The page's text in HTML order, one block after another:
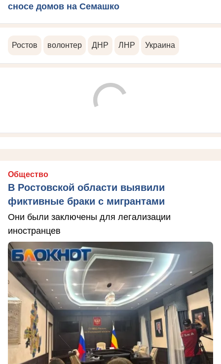
сносе домов на Семашко
Ростов волонтер ДНР ЛНР Украина
Общество
В Ростовской области выявили
фиктивные браки с мигрантами
Они были заключены для легализации
иностранцев